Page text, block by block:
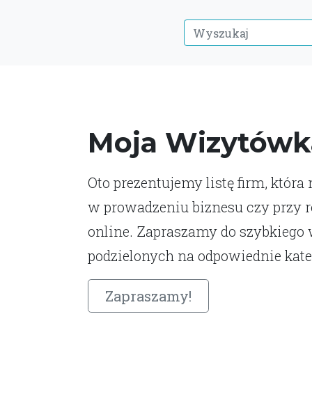
Moja
Oto prezentujemy listę firm, która
w prowadzeniu biznesu czy przy
online. Zapraszamy do
podzielonych na odpowiednie
Zapraszamy!